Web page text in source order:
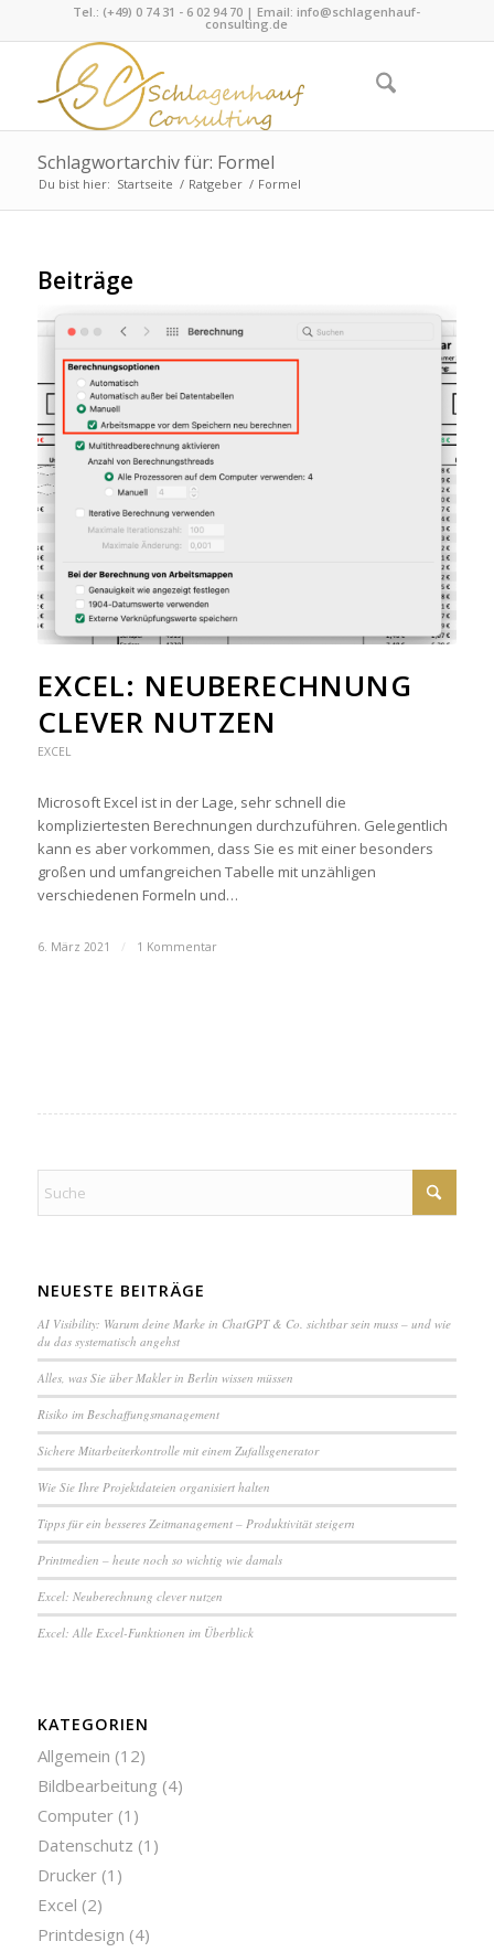
Tel.: (+49) 0 74 31 - 6 02 94 70 | Email:info@schlagenhauf-
consulting.de
Schlagwortarchiv für: Formel
Du bist hier: Startseite / Ratgeber / Formel
Beiträge
EXCEL: NEU­BE­RECH­NUNG
CLEVER NUTZEN
EXCEL
Microsoft Excel ist in der Lage, sehr schnell die
kompliziertesten Berechnungen durchzuführen. Gelegentlich
kann es aber vorkommen, dass Sie es mit einer besonders
großen und umfangreichen Tabelle mit unzähligen
verschiedenen Formeln und…
6. März 2021 / 1 Kommentar
NEUESTE BEITRÄGE
AI Visibility: Warum deine Marke in ChatGPT & Co. sichtbar sein muss – und wie
du das systematisch angehst
Alles, was Sie über Makler in Berlin wissen müssen
Ri­si­ko im Be­schaf­fungs­ma­na­ge­ment
Sichere Mit­ar­bei­ter­kon­trol­le mit einem Zuf­alls­ge­ne­ra­tor
Wie Sie Ihre Pro­jekt­da­tei­en or­ga­ni­siert halten
Tipps für ein besseres Zeit­ma­na­ge­ment – Pro­duk­ti­vi­tät steigern
Printmedien – heute noch so wichtig wie damals
Excel: Neu­be­rech­nung clever nutzen
Excel: Alle Excel-Funktionen im Überblick
KATEGORIEN
Allgemein (12)
Bildbearbeitung (4)
Computer(1)
Datenschutz (1)
Drucker(1)
Excel (2)
Printdesign (4)